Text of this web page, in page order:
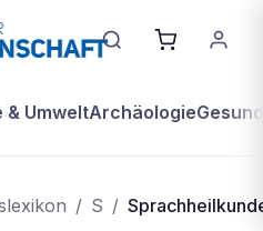
& UmweltArchäologie
/ S /